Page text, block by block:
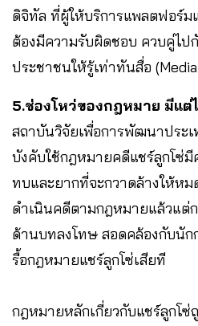
ดิจิทัล ที่ผู้ให้บริการแพลตฟอร์ม
ต้องมีความรับผิดชอบ ควบคู่ไป
ประชาชนให้รู้เท่าทันสื่อ
5.ช่องโหว่ของกฎหมาย มีแต่
สถาบันวิจัยเพื่อการพัฒนาประเ
บังคับใช้กฎหมายคดีแชร์ลูกโซ่
ทบและยากที่จะกวาดล้างให้หม
ดำเนินคดีตามกฎหมายแล้วแต่
ด้านบทลงโทษ สอดคล้องกับนัก
รื้อกฎหมายแชร์ลูกโซ่เสียที
กฎหมายหลักเกี่ยวกับแชร์ลูกโ